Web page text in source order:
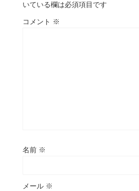
いている欄は必須項目です
コメント ※
名前 ※
メール ※